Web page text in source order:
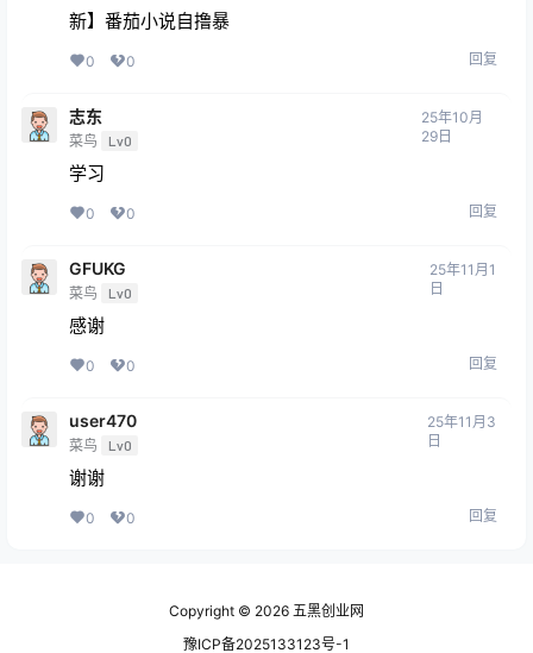
新】番茄小说自撸暴
0 0 回复
志东
菜鸟 Lv0
25年10月
29日
学习
0 0 回复
GFUKG
菜鸟 Lv0
25年11月1
日
感谢
0 0 回复
user470
菜鸟 Lv0
25年11月3
日
谢谢
0 0 回复
Copyright © 2026 五黑创业网
豫ICP备2025133123号-1